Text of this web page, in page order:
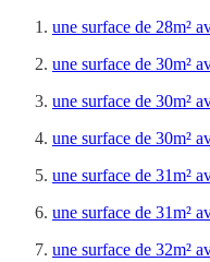
une surface de 28m²
une surface de 30m²
une surface de 30m²
une surface de 30m²
une surface de 31m²
une surface de 31m²
une surface de 32m²